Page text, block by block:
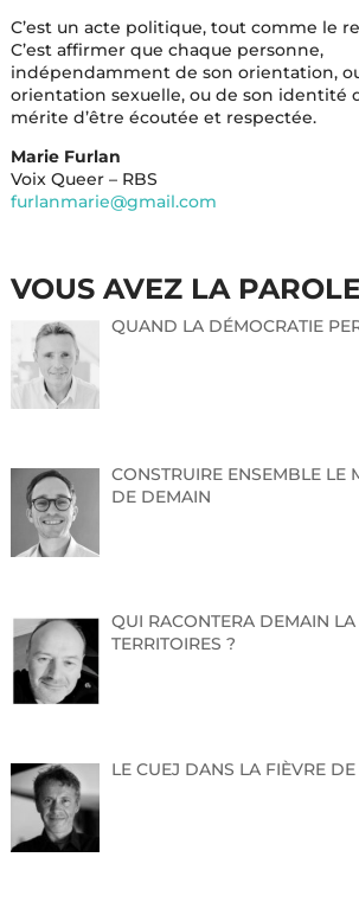
C’est un acte politique, tout comme le
C’est affirmer que chaque personne,
indépendamment de son orientation,
orientation sexuelle, ou de son identité
mérite d’être écoutée et respectée.
Marie Furlan
Voix Queer – RBS
furlanmarie@gmail.com
VOUS AVEZ LA PAROLE
QUAND LA DÉMOCRATIE
CONSTRUIRE ENSEMBLE LE
DE DEMAIN
QUI RACONTERA DEMAIN
TERRITOIRES ?
LE CUEJ DANS LA FIÈVRE